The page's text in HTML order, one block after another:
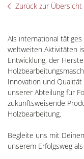
Zurück zur Übersicht
Als international
weltweiten Aktivitäten
Entwicklung, der
Innovation und
unserer Abteilung für
zukunftsweisende
Holzbearbeitung.
Begleite uns mit
unserem Erfolgsweg als